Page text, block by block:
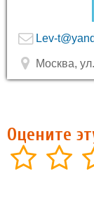
Lev-
Москва,
Оцените